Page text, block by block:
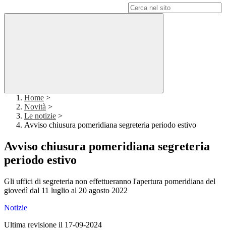
Home >
Novità >
Le notizie >
Avviso chiusura pomeridiana segreteria periodo estivo
Avviso chiusura pomeridiana segreteria
periodo estivo
Gli uffici di segreteria non effettueranno l'apertura pomeridiana del
giovedì dal 11 luglio al 20 agosto 2022
Notizie
Ultima revisione il 17-09-2024